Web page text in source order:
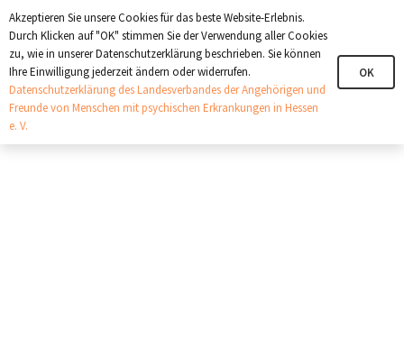
+321 123 4567 info@angehoerige-hessen.de
Akzeptieren Sie unsere Cookies für das beste Website-Erlebnis.
Durch Klicken auf "OK" stimmen Sie der Verwendung aller Cookies
zu, wie in unserer Datenschutzerklärung beschrieben. Sie können
Ihre Einwilligung jederzeit ändern oder widerrufen.
Datenschutzerklärung des Landesverbandes der Angehörigen und
Freunde von Menschen mit psychischen Erkrankungen in Hessen
e. V.
OK